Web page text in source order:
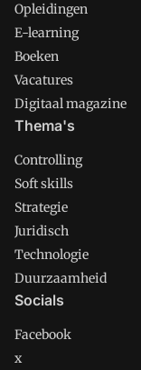
Opleidingen
E-learning
Boeken
Vacatures
Digitaal magazine
Thema's
Controlling
Soft skills
Strategie
Juridisch
Technologie
Duurzaamheid
Socials
Facebook
x